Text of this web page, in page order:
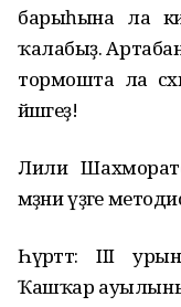
барыһына ла
ҡалабыҙ.
тормошта ла
йәшәгеҙ!
Лилиә
мәҙәни үҙәге
Һүрәттә: III
Ҡашҡар